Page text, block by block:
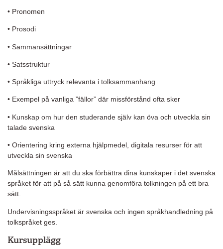
• Pronomen
• Prosodi
• Sammansättningar
• Satsstruktur
• Språkliga uttryck relevanta i tolksammanhang
• Exempel på vanliga ”fällor” där missförstånd ofta sker
• Kunskap om hur den studerande själv kan öva och utveckla sin
talade svenska
• Orientering kring externa hjälpmedel, digitala resurser för att
utveckla sin svenska
Målsättningen är att du ska förbättra dina kunskaper i det svenska
språket för att på så sätt kunna genomföra tolkningen på ett bra
sätt.
Undervisningsspråket är svenska och ingen språkhandledning på
tolkspråket ges.
Kursupplägg